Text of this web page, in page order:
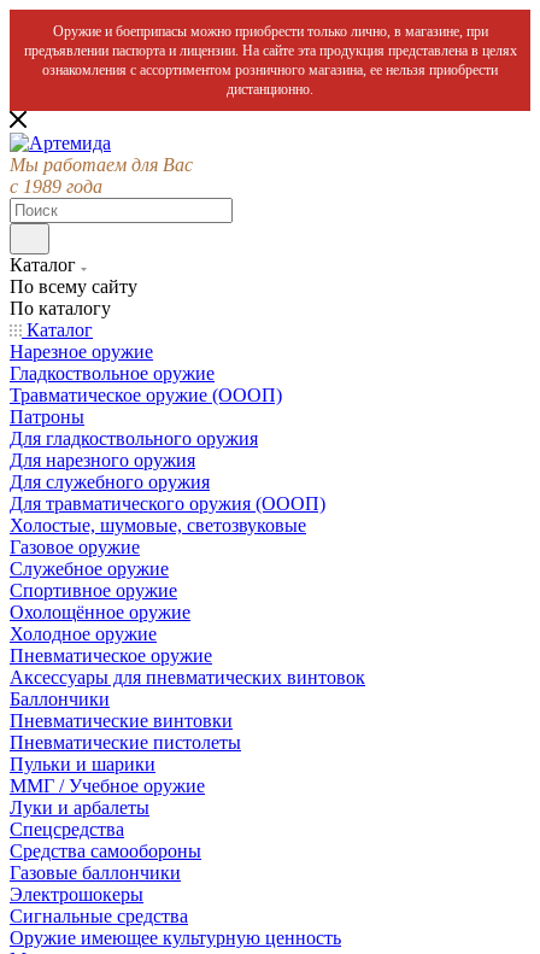
Оружие и боеприпасы можно приобрести только лично, в магазине, при
предъявлении паспорта и лицензии. На сайте эта продукция представлена в целях
ознакомления с ассортиментом розничного магазина, ее нельзя приобрести
дистанционно.
Мы работаем для Вас
с 1989 года
Каталог
По всему сайту
По каталогу
Каталог
Нарезное оружие
Гладкоствольное оружие
Травматическое оружие (ОООП)
Патроны
Для гладкоствольного оружия
Для нарезного оружия
Для служебного оружия
Для травматического оружия (ОООП)
Холостые, шумовые, светозвуковые
Газовое оружие
Служебное оружие
Спортивное оружие
Охолощённое оружие
Холодное оружие
Пневматическое оружие
Аксессуары для пневматических винтовок
Баллончики
Пневматические винтовки
Пневматические пистолеты
Пульки и шарики
ММГ / Учебное оружие
Луки и арбалеты
Спецсредства
Средства самообороны
Газовые баллончики
Электрошокеры
Сигнальные средства
Оружие имеющее культурную ценность